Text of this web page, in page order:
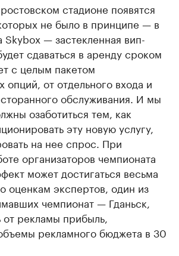
стадионе появятся
не было в принципе — в
Skybox — застекленная вип-
сдаваться в аренду сроком
с целым пакетом
опций, от отдельного входа и
обслуживания. И мы
озаботиться тем, как
эту новую услугу,
на нее спрос. При
организаторов чемпионата
может достигаться весьма
оценкам экспертов, один из
чемпионат — Гданьск,
от рекламы прибыль,
рекламного бюджета в 30